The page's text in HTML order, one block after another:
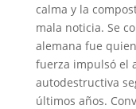
calma y la
mala noticia. Se
alemana fue
fuerza impulsó el
autodestructiva
últimos años.